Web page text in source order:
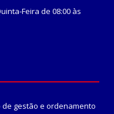
Feira de 08:00 às
gestão e ordenamento